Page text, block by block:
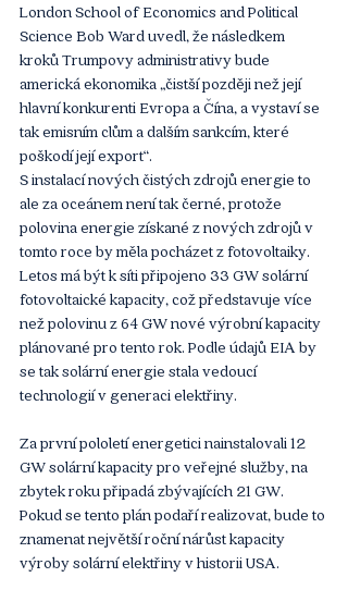
London School of Economics and Political
Science Bob Ward uvedl, že následkem
kroků Trumpovy administrativy bude
americká ekonomika „čistší později než její
hlavní konkurenti Evropa a Čína, a vystaví se
tak emisním clům a dalším sankcím, které
poškodí její export“.
S instalací nových čistých zdrojů energie to
ale za oceánem není tak černé, protože
polovina energie získané z nových zdrojů v
tomto roce by měla pocházet z fotovoltaiky.
Letos má být k síti připojeno 33 GW solární
fotovoltaické kapacity, což představuje více
než polovinu z 64 GW nové výrobní kapacity
plánované pro tento rok. Podle údajů EIA by
se tak solární energie stala vedoucí
technologií v generaci elektřiny.
Za první pololetí energetici nainstalovali 12
GW solární kapacity pro veřejné služby, na
zbytek roku připadá zbývajících 21 GW.
Pokud se tento plán podaří realizovat, bude to
znamenat největší roční nárůst kapacity
výroby solární elektřiny v historii USA.